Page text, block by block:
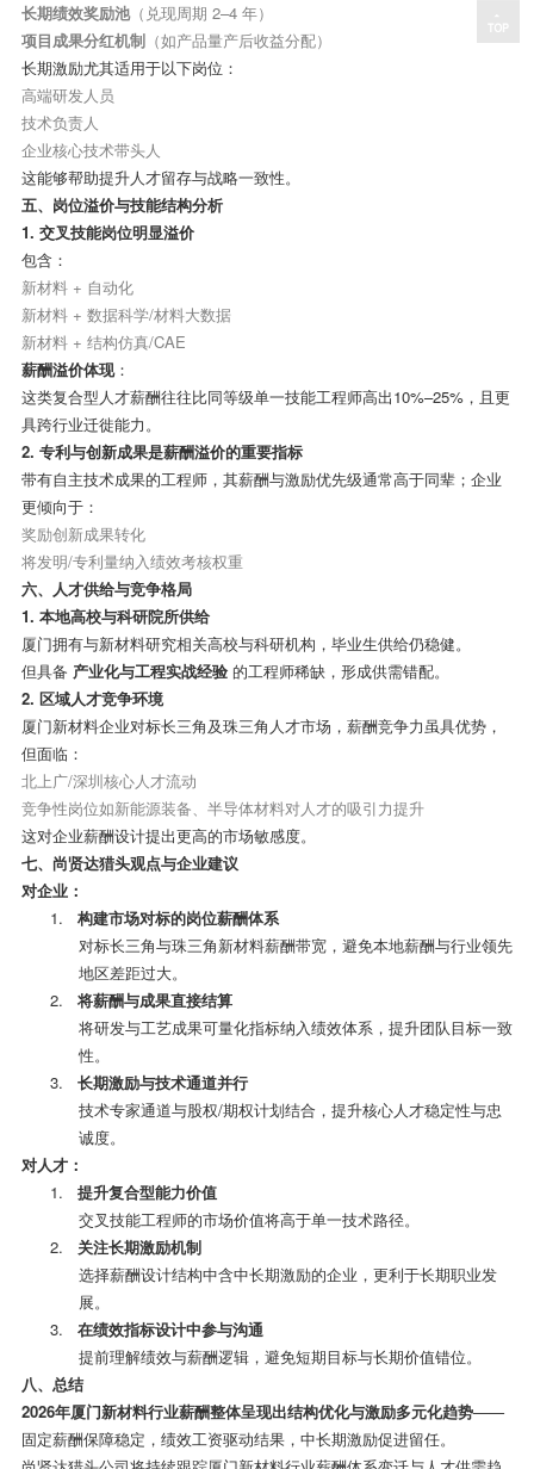
长期绩效奖励池（兑现周期 2–4 年）
项目成果分红机制（如产品量产后收益分配）
长期激励尤其适用于以下岗位：
高端研发人员
技术负责人
企业核心技术带头人
这能够帮助提升人才留存与战略一致性。
五、岗位溢价与技能结构分析
1. 交叉技能岗位明显溢价
包含：
新材料+ 自动化
新材料+ 数据科学/材料大数据
新材料+ 结构仿真/CAE
薪酬溢价体现：
这类复合型人才薪酬往往比同等级单一技能工程师高出10%–25%，且更
具跨行业迁徙能力。
2. 专利与创新成果是薪酬溢价的重要指标
带有自主技术成果的工程师，其薪酬与激励优先级通常高于同辈；企业
更倾向于：
奖励创新成果转化
将发明/专利量纳入绩效考核权重
六、人才供给与竞争格局
1. 本地高校与科研院所供给
厦门拥有与新材料研究相关高校与科研机构，毕业生供给仍稳健。
但具备 产业化与工程实战经验的工程师稀缺，形成供需错配。
2. 区域人才竞争环境
厦门新材料企业对标长三角及珠三角人才市场，薪酬竞争力虽具优势，
但面临：
北上广/深圳核心人才流动
竞争性岗位如新能源装备、半导体材料对人才的吸引力提升
这对企业薪酬设计提出更高的市场敏感度。
七、尚贤达猎头观点与企业建议
对企业：
1. 构建市场对标的岗位薪酬体系
对标长三角与珠三角新材料薪酬带宽，避免本地薪酬与行业领先
地区差距过大。
2. 将薪酬与成果直接结算
将研发与工艺成果可量化指标纳入绩效体系，提升团队目标一致
性。
3. 长期激励与技术通道并行
技术专家通道与股权/期权计划结合，提升核心人才稳定性与忠
诚度。
对人才：
1. 提升复合型能力价值
交叉技能工程师的市场价值将高于单一技术路径。
2. 关注长期激励机制
选择薪酬设计结构中含中长期激励的企业，更利于长期职业发
展。
3. 在绩效指标设计中参与沟通
提前理解绩效与薪酬逻辑，避免短期目标与长期价值错位。
八、总结
2026年厦门新材料行业薪酬整体呈现出结构优化与激励多元化趋势——
固定薪酬保障稳定，绩效工资驱动结果，中长期激励促进留任。